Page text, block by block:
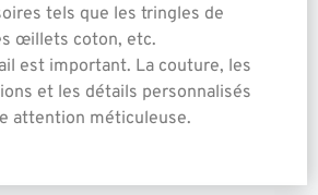
tels que les tringles de
œillets coton, etc.
est important. La couture, les
et les détails personnalisés
attention méticuleuse.